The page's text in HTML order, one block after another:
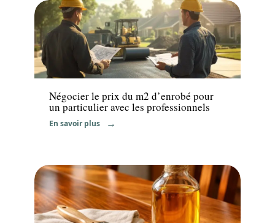
Négocier le prix du m2 d’enrobé pour
un particulier avec les professionnels
En savoir plus